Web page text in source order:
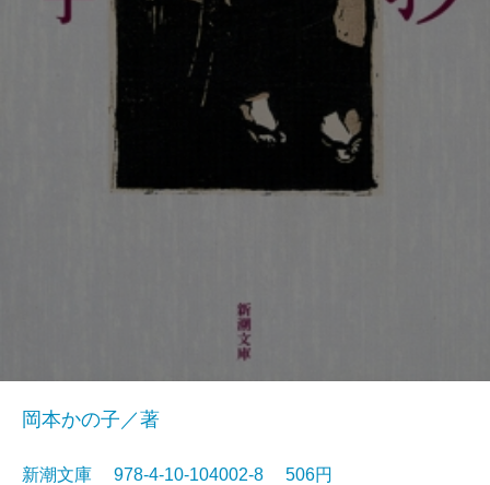
岡本かの子／著
新潮文庫 978-4-10-104002-8 506円